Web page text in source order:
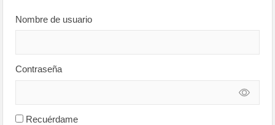
Nombre de usuario
Contraseña
Recuérdame